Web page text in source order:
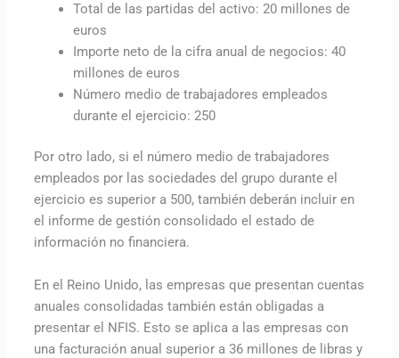
Total de las partidas del activo: 20 millones de
euros
Importe neto de la cifra anual de negocios: 40
millones de euros
Número medio de trabajadores empleados
durante el ejercicio: 250
Por otro lado, si el número medio de trabajadores
empleados por las sociedades del grupo durante el
ejercicio es superior a 500, también deberán incluir en
el informe de gestión consolidado el estado de
información no financiera.
En el Reino Unido, las empresas que presentan cuentas
anuales consolidadas también están obligadas a
presentar el NFIS. Esto se aplica a las empresas con
una facturación anual superior a 36 millones de libras y